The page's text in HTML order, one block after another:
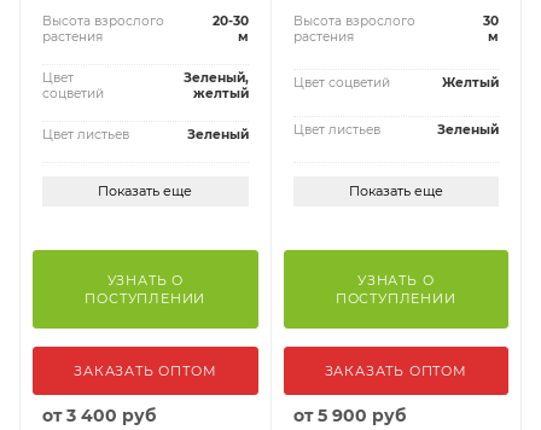
Высота взрослого
растения
20-30
м
Цвет
соцветий
Зеленый,
желтый
Цвет листьев Зеленый
Показать еще
УЗНАТЬ О
ПОСТУПЛЕНИИ
ЗАКАЗАТЬ ОПТОМ
от3 400 руб
Высота взрослого
растения
30
м
Цвет соцветий Желтый
Цвет листьев Зеленый
Показать еще
УЗНАТЬ О
ПОСТУПЛЕНИИ
ЗАКАЗАТЬ ОПТОМ
от5 900 руб